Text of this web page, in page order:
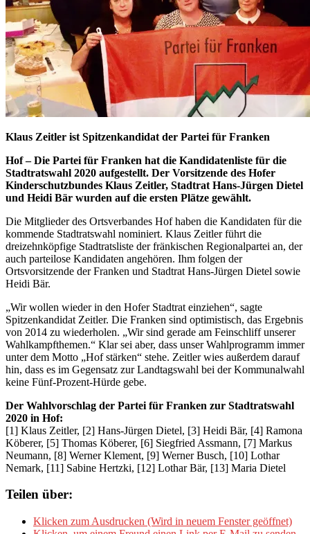
Klaus Zeitler ist Spitzenkandidat der Partei für Franken
Hof – Die Partei für Franken hat die Kandidatenliste für die
Stadtratswahl 2020 aufgestellt. Der Vorsitzende des Hofer
Kinderschutzbundes Klaus Zeitler, Stadtrat Hans-Jürgen Dietel
und Heidi Bär wurden auf die ersten Plätze gewählt.
Die Mitglieder des Ortsverbandes Hof haben die Kandidaten für die
kommende Stadtratswahl nominiert. Klaus Zeitler führt die
dreizehnköpfige Stadtratsliste der fränkischen Regionalpartei an, der
auch parteilose Kandidaten angehören. Ihm folgen der
Ortsvorsitzende der Franken und Stadtrat Hans-Jürgen Dietel sowie
Heidi Bär.
„Wir wollen wieder in den Hofer Stadtrat einziehen“, sagte
Spitzenkandidat Zeitler. Die Franken sind optimistisch, das Ergebnis
von 2014 zu wiederholen. „Wir sind gerade am Feinschliff unserer
Wahlkampfthemen.“ Klar sei aber, dass unser Wahlprogramm immer
unter dem Motto „Hof stärken“ stehe. Zeitler wies außerdem darauf
hin, dass es im Gegensatz zur Landtagswahl bei der Kommunalwahl
keine Fünf-Prozent-Hürde gebe.
Der Wahlvorschlag der Partei für Franken zur Stadtratswahl
2020 in Hof:
[1] Klaus Zeitler, [2] Hans-Jürgen Dietel, [3] Heidi Bär, [4] Ramona
Köberer, [5] Thomas Köberer, [6] Siegfried Assmann, [7] Markus
Neumann, [8] Werner Klement, [9] Werner Busch, [10] Lothar
Nemark, [11] Sabine Hertzki, [12] Lothar Bär, [13] Maria Dietel
Teilen über:
Klicken zum Ausdrucken (Wird in neuem Fenster geöffnet)